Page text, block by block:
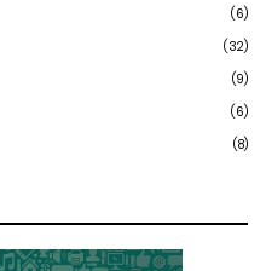
(6)
(32)
(9)
(6)
(8)